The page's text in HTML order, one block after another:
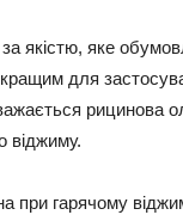
за якістю, яке
для
рицинова
віджиму.
при гарячому